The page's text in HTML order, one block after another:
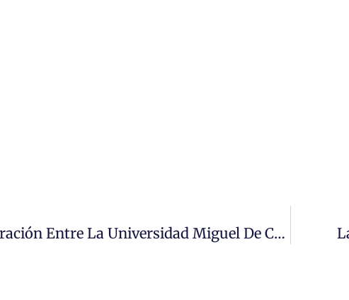
Alianza De Cooperación Entre La Universidad Miguel De Cervantes Y Colegio San Alberto Hurtado